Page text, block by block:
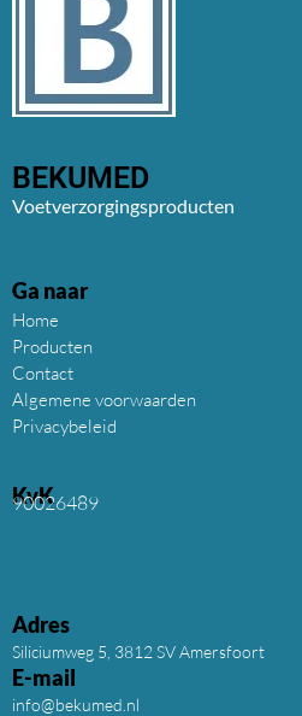
BEKUMED
Voetverzorgingsproducten
Ga naar
Home
Producten
Contact
Algemene voorwaarden
Privacybeleid
KvK
90026489
Adres
Siliciumweg 5, 3812 SV Amersfoort
E-mail
info@bekumed.nl